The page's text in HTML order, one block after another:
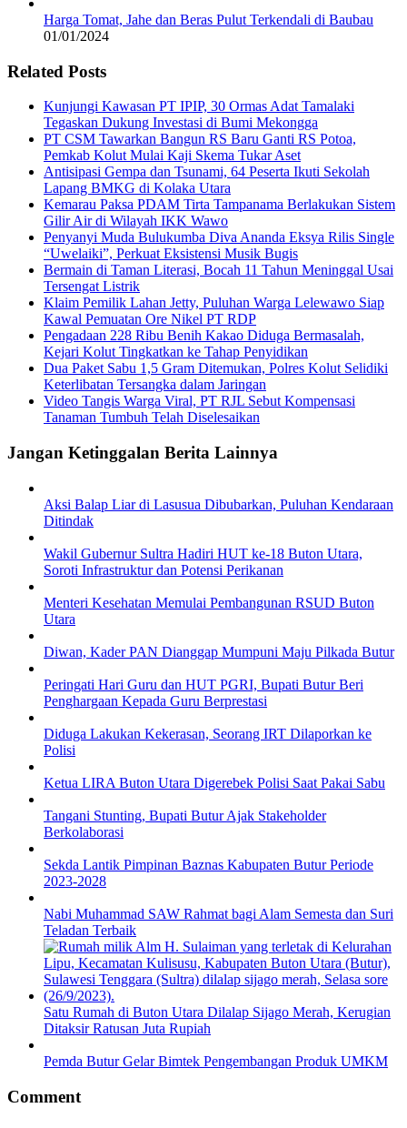
Harga Tomat, Jahe dan Beras Pulut Terkendali di Baubau
01/01/2024
Related Posts
Kunjungi Kawasan PT IPIP, 30 Ormas Adat Tamalaki
Tegaskan Dukung Investasi di Bumi Mekongga
PT CSM Tawarkan Bangun RS Baru Ganti RS Potoa,
Pemkab Kolut Mulai Kaji Skema Tukar Aset
Antisipasi Gempa dan Tsunami, 64 Peserta Ikuti Sekolah
Lapang BMKG di Kolaka Utara
Kemarau Paksa PDAM Tirta Tampanama Berlakukan Sistem
Gilir Air di Wilayah IKK Wawo
Penyanyi Muda Bulukumba Diva Ananda Eksya Rilis Single
“Uwelaiki”, Perkuat Eksistensi Musik Bugis
Bermain di Taman Literasi, Bocah 11 Tahun Meninggal Usai
Tersengat Listrik
Klaim Pemilik Lahan Jetty, Puluhan Warga Lelewawo Siap
Kawal Pemuatan Ore Nikel PT RDP
Pengadaan 228 Ribu Benih Kakao Diduga Bermasalah,
Kejari Kolut Tingkatkan ke Tahap Penyidikan
Dua Paket Sabu 1,5 Gram Ditemukan, Polres Kolut Selidiki
Keterlibatan Tersangka dalam Jaringan
Video Tangis Warga Viral, PT RJL Sebut Kompensasi
Tanaman Tumbuh Telah Diselesaikan
Jangan Ketinggalan Berita Lainnya
Aksi Balap Liar di Lasusua Dibubarkan, Puluhan Kendaraan
Ditindak
Wakil Gubernur Sultra Hadiri HUT ke-18 Buton Utara,
Soroti Infrastruktur dan Potensi Perikanan
Menteri Kesehatan Memulai Pembangunan RSUD Buton
Utara
Diwan, Kader PAN Dianggap Mumpuni Maju Pilkada Butur
Peringati Hari Guru dan HUT PGRI, Bupati Butur Beri
Penghargaan Kepada Guru Berprestasi
Diduga Lakukan Kekerasan, Seorang IRT Dilaporkan ke
Polisi
Ketua LIRA Buton Utara Digerebek Polisi Saat Pakai Sabu
Tangani Stunting, Bupati Butur Ajak Stakeholder
Berkolaborasi
Sekda Lantik Pimpinan Baznas Kabupaten Butur Periode
2023-2028
Nabi Muhammad SAW Rahmat bagi Alam Semesta dan Suri
Teladan Terbaik
Satu Rumah di Buton Utara Dilalap Sijago Merah, Kerugian
Ditaksir Ratusan Juta Rupiah
Pemda Butur Gelar Bimtek Pengembangan Produk UMKM
Comment